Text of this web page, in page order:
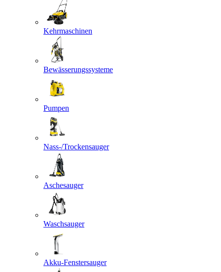
Kehrmaschinen
Bewässerungssysteme
Pumpen
Nass-/Trockensauger
Aschesauger
Waschsauger
Akku-Fenstersauger